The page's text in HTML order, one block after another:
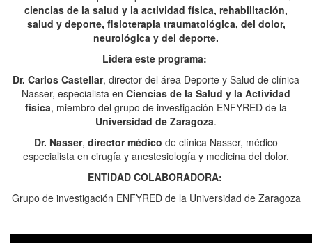
ciencias de la salud y la actividad física, rehabilitación,
salud y deporte, fisioterapia traumatológica, del dolor,
neurológica y del deporte.
Lidera este programa:
Dr. Carlos Castellar, director del área Deporte y Salud de clínica
Nasser, especialista en Ciencias de la Salud y la Actividad
física, miembro del grupo de investigación ENFYRED de la
Universidad de Zaragoza.
Dr. Nasser, director médico de clínica Nasser, médico
especialista en cirugía y anestesiología y medicina del dolor.
ENTIDAD COLABORADORA:
Grupo de investigación ENFYRED de la Universidad de Zaragoza